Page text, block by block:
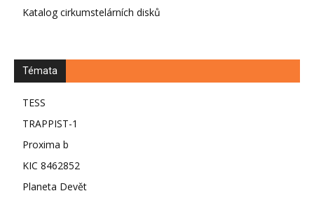
Katalog cirkumstelárních disků
Témata
TESS
TRAPPIST-1
Proxima b
KIC 8462852
Planeta Devět